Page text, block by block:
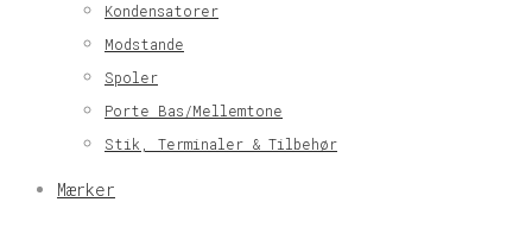
Kondensatorer
Modstande
Spoler
Porte Bas/Mellemtone
Stik, Terminaler & Tilbehør
Mærker